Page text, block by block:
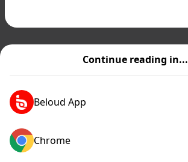
Continue reading in...
Beloud App
Chrome